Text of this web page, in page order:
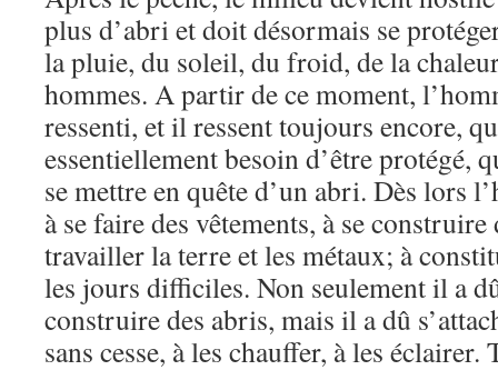
plus d’abri et doit désormais se
la pluie, du soleil, du froid, de la
hommes. A partir de ce moment,
ressenti, et il ressent toujours encore,
essentiellement besoin d’être protégé,
se mettre en quête d’un abri. Dès lors
à se faire des vêtements, à se construire
travailler la terre et les métaux; à
les jours difficiles. Non seulement il a
construire des abris, mais il a dû
sans cesse, à les chauffer, à les